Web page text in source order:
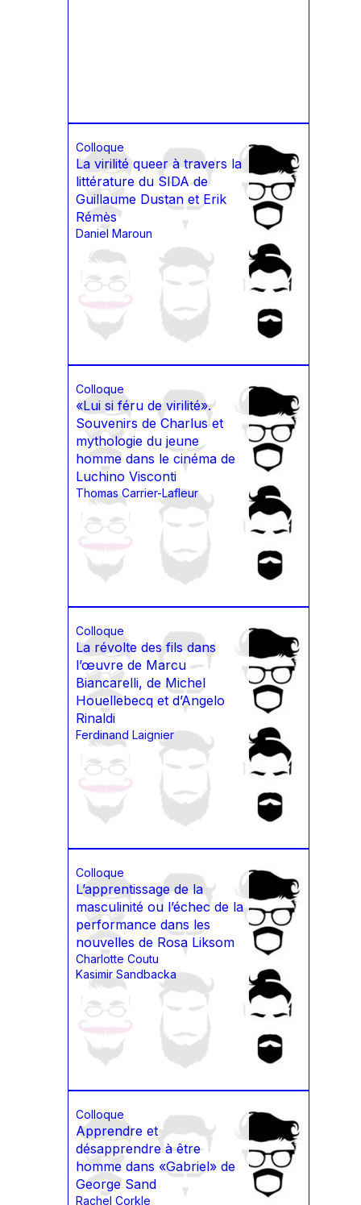
Colloque
La virilité queer à travers la
littérature du SIDA de
Guillaume Dustan et Erik
Rémès
Daniel Maroun
Colloque
«Lui si féru de virilité».
Souvenirs de Charlus et
mythologie du jeune
homme dans le cinéma de
Luchino Visconti
Thomas Carrier-Lafleur
Colloque
La révolte des fils dans
l’œuvre de Marcu
Biancarelli, de Michel
Houellebecq et d’Angelo
Rinaldi
Ferdinand Laignier
Colloque
L’apprentissage de la
masculinité ou l’échec de la
performance dans les
nouvelles de Rosa Liksom
Charlotte Coutu
Kasimir Sandbacka
Colloque
Apprendre et
désapprendre à être
homme dans «Gabriel» de
George Sand
Rachel Corkle